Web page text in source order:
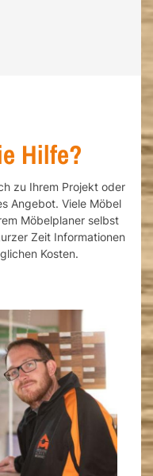
Hilfe?
zu Ihrem Projekt oder
Angebot. Viele Möbel
Möbelplaner selbst
Zeit Informationen
Kosten.